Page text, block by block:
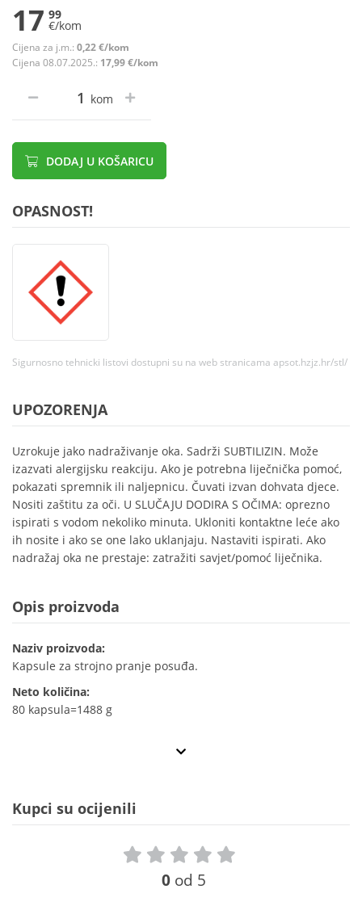
17 99
€/kom
Cijena za j.m.: 0,22 €/kom
Cijena 08.07.2025.: 17,99 €/kom
kom
DODAJ U KOŠARICU
OPASNOST!
Sigurnosno tehnicki listovi dostupni su na web stranicama apsot.hzjz.hr/stl/
UPOZORENJA
Uzrokuje jako nadraživanje oka. Sadrži SUBTILIZIN. Može
izazvati alergijsku reakciju. Ako je potrebna liječnička pomoć,
pokazati spremnik ili naljepnicu. Čuvati izvan dohvata djece.
Nositi zaštitu za oči. U SLUČAJU DODIRA S OČIMA: oprezno
ispirati s vodom nekoliko minuta. Ukloniti kontaktne leće ako
ih nosite i ako se one lako uklanjaju. Nastaviti ispirati. Ako
nadražaj oka ne prestaje: zatražiti savjet/pomoć liječnika.
Opis proizvoda
Naziv proizvoda:
Kapsule za strojno pranje posuđa.
Neto količina:
80 kapsula=1488 g
Kupci su ocijenili
0 od 5